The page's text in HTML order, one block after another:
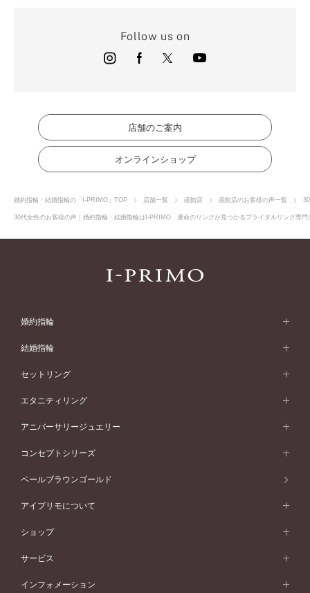
Follow us on
店舗のご案内
オンラインショップ
婚約指輪・結婚指輪の「I-PRIMO」TOP 店舗一覧 函館店 函館店のお客様の声一覧
30代女性のお客様の声｜婚約指輪・結婚指輪はI-PRIMO 運命のリングが見つかるブライダルリング専
婚約指輪
婚約指輪 (エンゲージリング)
婚約指輪一覧
ピンクゴールド
ペールブラウンゴールド
ウェーブライン
V字ライン
ワンサイドメレ
ダブルサイドメレ
シンプル
フェミニン
モード
50万円台～
40万円台～
30万円台～
婚約指輪 人気ランキング
婚約ネックレス
ダイヤモンドシェイプコレクション
結婚指輪
結婚指輪 (マリッジリング)
結婚指輪一覧
ピンクゴールド
ペールブラウンゴールド
ウェーブライン
V字ライン
ワンメレ
セベラルメレ
シンプル
フェミニン
モード
50万円～
40万円～50万円
セットリング
セットリング
セットリング一覧
ピンクゴールド
ペールブラウンゴールド
エタニティリング
エタニティリング
エタニティリング一覧
ピンクゴールド
ペールブラウンゴールド
アニバーサリージュエリー
アニバーサリージュエリー
アニバーサリージュエリー一覧
ファッションリング
ブレスレット
コンセプトシリーズ
コンセプトシリーズ
オリジンビリーフ
エトワル
スワハ
ペールブラウンゴールド
アイプリモについて
アイプリモについて
パーソナルハンド診断
デザインへのこだわり
ショップ
店舗一覧
北海道
サービス
プロポーズサポート
インフォメーション